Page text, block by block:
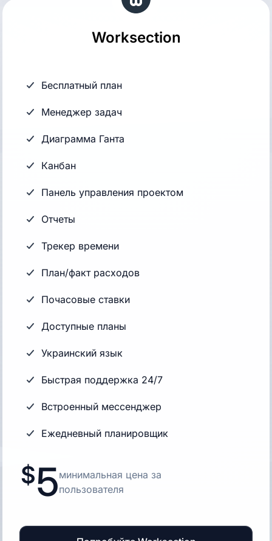
Worksection
Бесплатный план
Менеджер задач
Диаграмма Ганта
Канбан
Панель управления проектом
Отчеты
Трекер времени
План/факт расходов
Почасовые ставки
Доступные планы
Украинский язык
Быстрая поддержка 24/7
Встроенный мессенджер
Ежедневный планировщик
5минимальная цена за
пользователя